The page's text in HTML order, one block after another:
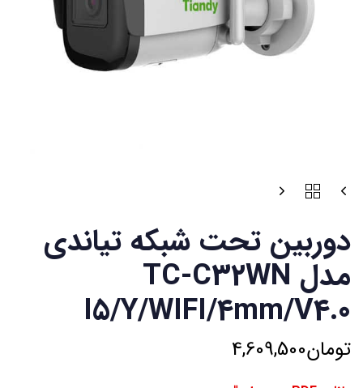
دوربین تحت شبکه تیاندی
مدل TC-C32WN
I5/Y/WIFI/4mm/V4.0
تومان4,609,500